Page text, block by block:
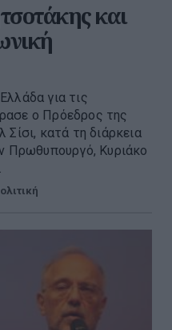
και
για τις
ο Πρόεδρος της
κατά τη διάρκεια
Πρωθυπουργό, Κυριάκο